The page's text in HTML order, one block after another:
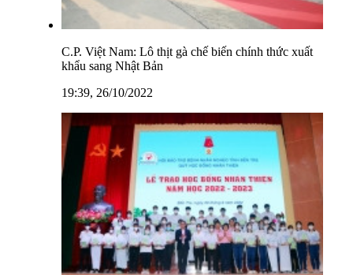
C.P. Việt Nam: Lô thịt gà chế biến chính thức xuất
khẩu sang Nhật Bản
19:39, 26/10/2022